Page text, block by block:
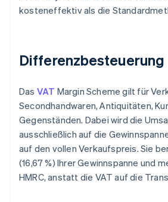
kosteneffektiv als die
Differenzbesteuerung
Das VAT Margin Scheme gilt für
Secondhandwaren, Antiquitäten,
Gegenständen. Dabei wird die
ausschließlich auf die
auf den vollen Verkaufspreis. Sie
(16,67 %) Ihrer Gewinnspanne und
HMRC, anstatt die VAT auf die